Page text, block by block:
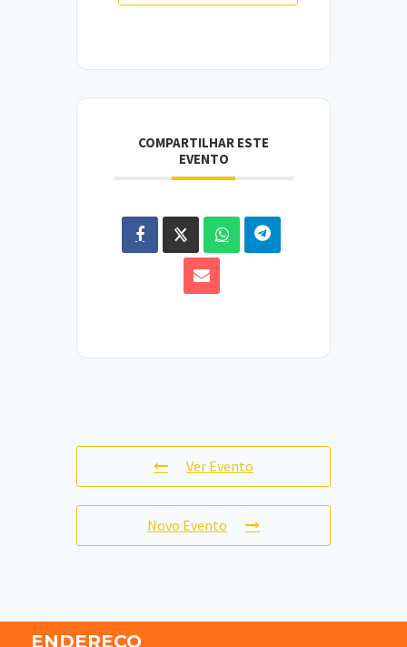
COMPARTILHAR ESTE
EVENTO
Ver Evento
Novo Evento
ENDEREÇO